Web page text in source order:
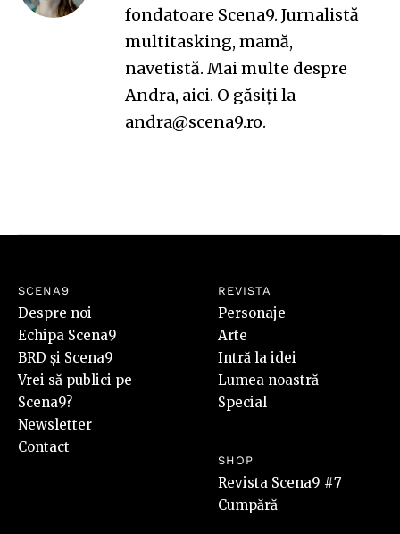
fondatoare Scena9. Jurnalistă
multitasking, mamă,
navetistă. Mai multe despre
Andra, aici. O găsiți la
andra@scena9.ro.
SCENA9
Despre noi
Echipa Scena9
BRD și Scena9
Vrei să publici pe
Scena9?
Newsletter
Contact
REVISTA
Personaje
Arte
Intră la idei
Lumea noastră
Special
SHOP
Revista Scena9 #7
Cumpără